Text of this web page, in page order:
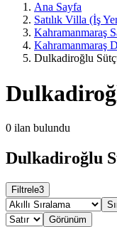
Ana Sayfa
Satılık Villa (İş
Kahramanmaraş
Kahramanmaraş
Dulkadiroğlu
0 ilan bulundu
Dulkadiroğlu
Filtrele3
Görünüm